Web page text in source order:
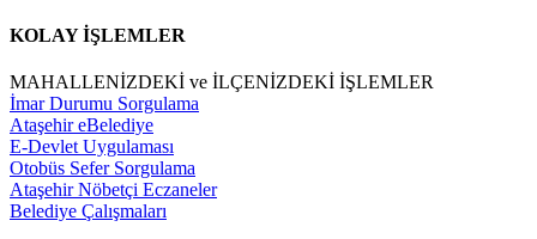
KOLAY İŞLEMLER
MAHALLENİZDEKİ ve İLÇENİZDEKİ İŞLEMLER
İmar Durumu Sorgulama
Ataşehir eBelediye
E-Devlet Uygulaması
Otobüs Sefer Sorgulama
Ataşehir Nöbetçi Eczaneler
Belediye Çalışmaları